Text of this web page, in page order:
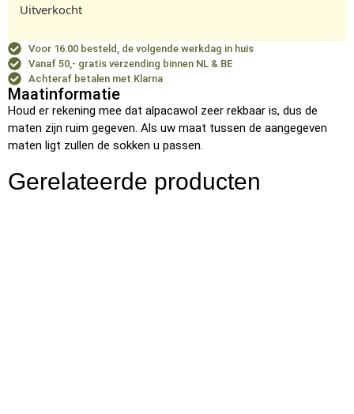
Uitverkocht
Voor 16:00 besteld, de volgende werkdag in huis
Vanaf 50,- gratis verzending binnen NL & BE
Achteraf betalen met Klarna
Maatinformatie
Houd er rekening mee dat alpacawol zeer rekbaar is, dus de
maten zijn ruim gegeven. Als uw maat tussen de aangegeven
maten ligt zullen de sokken u passen.
Gerelateerde producten